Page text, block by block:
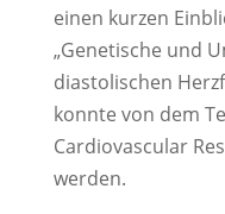
einen kurzen
„Genetische und
diastolischen
konnte von dem
Cardiovascular
werden.